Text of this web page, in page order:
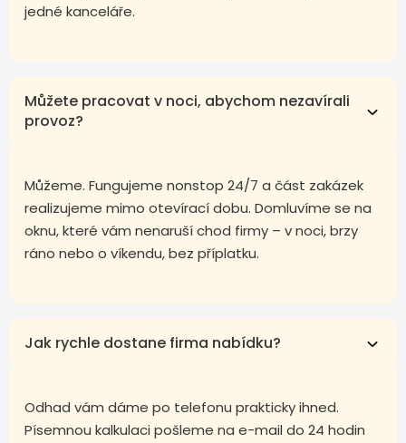
jedné kanceláře.
Můžete pracovat v noci, abychom nezavírali
provoz?
Můžeme. Fungujeme nonstop 24/7 a část zakázek
realizujeme mimo otevírací dobu. Domluvíme se na
oknu, které vám nenaruší chod firmy – v noci, brzy
ráno nebo o víkendu, bez příplatku.
Jak rychle dostane firma nabídku?
Odhad vám dáme po telefonu prakticky ihned.
Písemnou kalkulaci pošleme na e-mail do 24 hodin